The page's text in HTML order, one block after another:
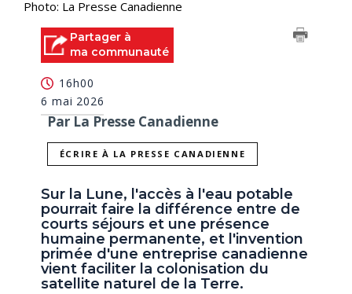
Photo: La Presse Canadienne
Partager à
ma communauté
16h00
6 mai 2026
Par La Presse Canadienne
ÉCRIRE À LA PRESSE CANADIENNE
Sur la Lune, l'accès à l'eau potable
pourrait faire la différence entre de
courts séjours et une présence
humaine permanente, et l'invention
primée d'une entreprise canadienne
vient faciliter la colonisation du
satellite naturel de la Terre.